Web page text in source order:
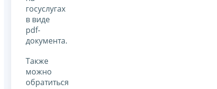
госуслугах
в виде
pdf-
документа.
Также
можно
обратиться